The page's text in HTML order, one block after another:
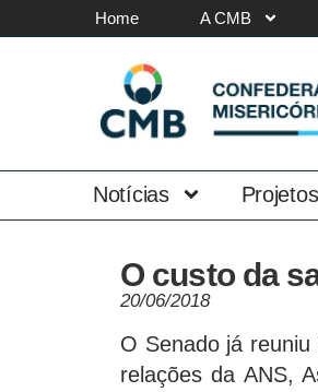
Home A CMB
Notícias Projetos
O custo da
20/06/2018
O Senado já
relações da ANS,